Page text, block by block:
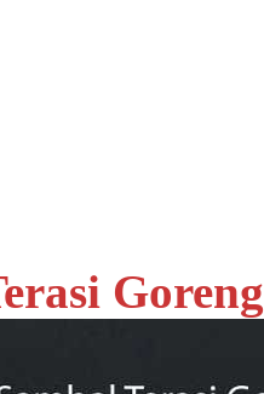
Goreng